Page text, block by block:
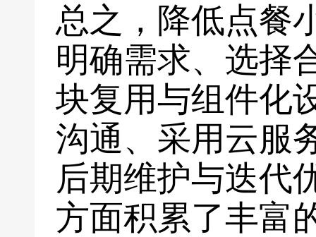
总之，降低点餐
明确需求、选择
块复用与组件化
沟通、采用云服
后期维护与迭代
方面积累了丰富